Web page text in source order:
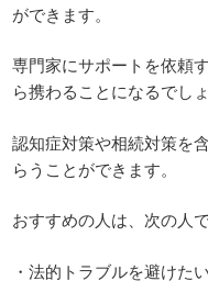
ができます。
専門家にサポートを依頼
ら携わることになるでしょ
認知症対策や相続対策を
らうことができます。
おすすめの人は、次の人で
・法的トラブルを避けた